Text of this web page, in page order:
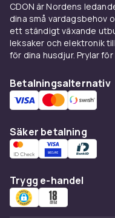
CDON är Nordens
dina små vardagsbehov
ett ständigt växande
leksaker och elektronik
för dina husdjur. Prylar
Betalningsalternativ
Säker betalning
Trygg e-handel